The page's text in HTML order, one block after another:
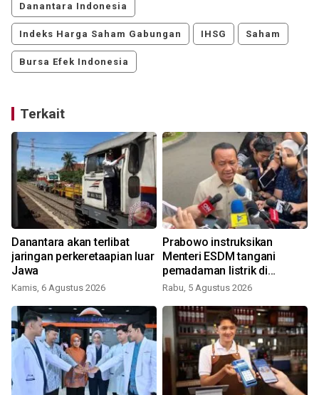
Danantara Indonesia
Indeks Harga Saham Gabungan IHSG Saham
Bursa Efek Indonesia
Terkait
Danantara akan terlibat
jaringan perkeretaapian luar
Jawa
Kamis, 6 Agustus 2026
Prabowo instruksikan
Menteri ESDM tangani
pemadaman listrik di
Kalimantan
Rabu, 5 Agustus 2026